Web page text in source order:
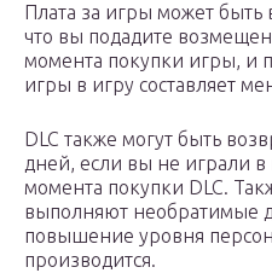
Плата за игры может
что вы подадите
момента покупки игры, и
игры в игру составляет
DLC также могут быть
дней, если вы не играли в
момента покупки DLC.
выполняют необратимые
повышение уровня
производится.